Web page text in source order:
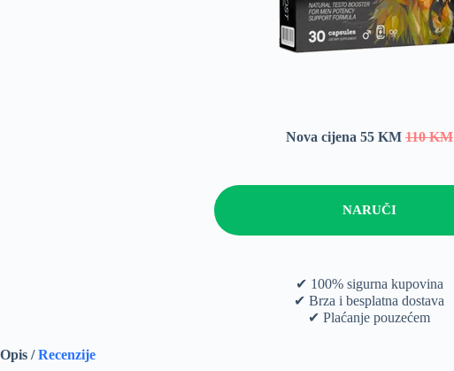
Nova cijena 55 KM 110 KM
NARUČI
✔ 100% sigurna kupovina
✔ Brza i besplatna dostava
✔ Plaćanje pouzećem
Opis /Recenzije